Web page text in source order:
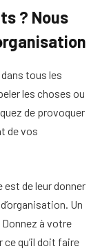
? Nous
tous les
les choses ou
de provoquer
de vos
est de leur donner
Un
à votre
qu’il doit faire